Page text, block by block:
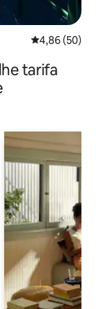
Vlerësimi
4,86 (50)
tarifa